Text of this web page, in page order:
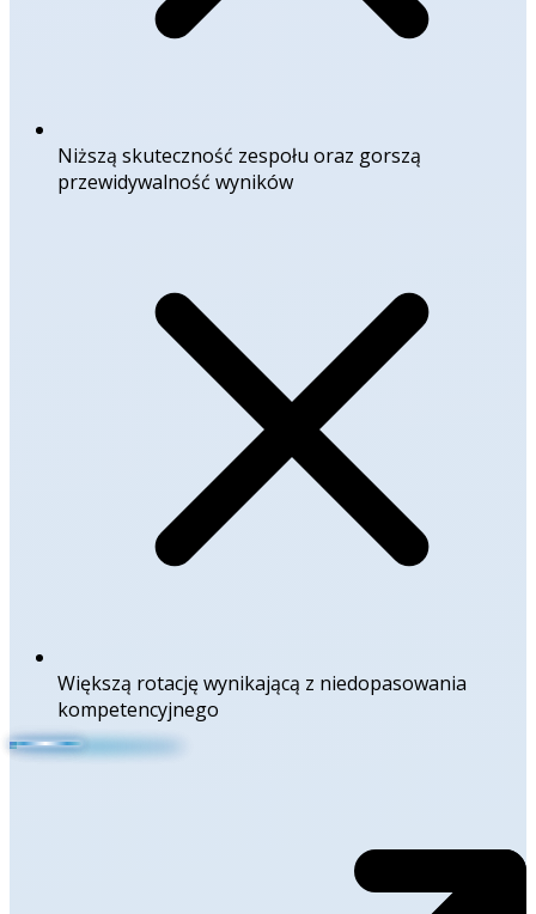
Niższą skuteczność zespołu oraz gorszą
przewidywalność wyników
Większą rotację wynikającą z niedopasowania
kompetencyjnego